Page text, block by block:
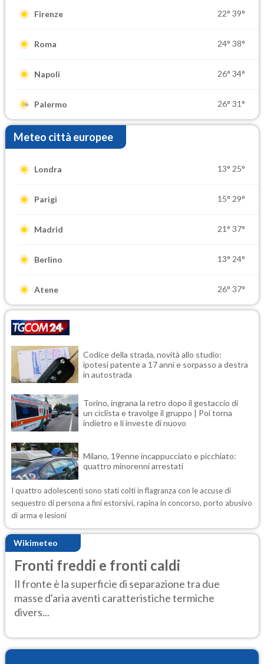
Firenze 22° 39°
Roma 24° 38°
Napoli 26° 34°
Palermo 26° 31°
Meteo città europee
Londra 13° 25°
Parigi 15° 29°
Madrid 21° 37°
Berlino 13° 24°
Atene 26° 37°
Codice della strada, novità allo studio:
ipotesi patente a 17 anni e sorpasso a destra
in autostrada
Torino, ingrana la retro dopo il gestaccio di
un ciclista e travolge il gruppo | Poi torna
indietro e li investe di nuovo
Milano, 19enne incappucciato e picchiato:
quattro minorenni arrestati
I quattro adolescenti sono stati colti in flagranza con le accuse di
sequestro di persona a fini estorsivi, rapina in concorso, porto abusivo
di arma e lesioni
Wikimeteo
Fronti freddi e fronti caldi
Il fronte è la superficie di separazione tra due
masse d'aria aventi caratteristiche termiche
divers...